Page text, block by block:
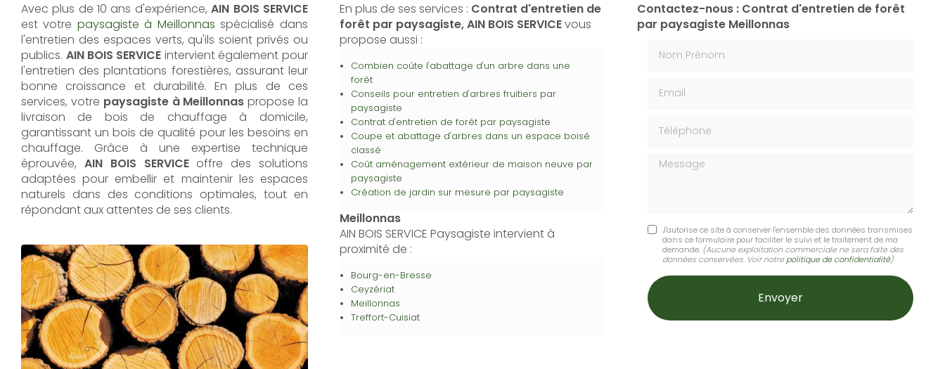
Avec plus de 10 ans d'expérience,AIN BOIS SERVICE
est votre paysagiste à Meillonnas spécialisé dans
l'entretien des espaces verts, qu'ils soient privés ou
publics. AIN BOIS SERVICE intervient également pour
l'entretien des plantations forestières, assurant leur
bonne croissance et durabilité. En plus de ces
services, votre paysagiste à Meillonnas propose la
livraison de bois de chauffage à domicile,
garantissant un bois de qualité pour les besoins en
chauffage. Grâce à une expertise technique
éprouvée, AIN BOIS SERVICEoffre des solutions
adaptées pour embellir et maintenir les espaces
naturels dans des conditions optimales, tout en
répondant aux attentes de ses clients.
En plus de ses services : Contrat d'entretien de
forêt par paysagiste, AIN BOIS SERVICEvous
propose aussi :
Combien coûte l'abattage d'un arbre dans une
forêt
Conseils pour entretien d'arbres fruitiers par
paysagiste
Contrat d'entretien de forêt par paysagiste
Coupe et abattage d'arbres dans un espace boisé
classé
Coût aménagement extérieur de maison neuve par
paysagiste
Création de jardin sur mesure par paysagiste
Meillonnas
AIN BOIS SERVICE Paysagiste intervient à
proximité de :
Bourg-en-Bresse
Ceyzériat
Meillonnas
Treffort-Cuisiat
Contactez-nous : Contrat d'entretien de forêt
par paysagiste Meillonnas
Message
J'autorise ce site à conserver l'ensemble des données transmises
dans ce formulaire pour faciliter le suivi et le traitement de ma
demande. (Aucune exploitation commerciale ne sera faite des
données conservées. Voir notre politique de confidentialité)